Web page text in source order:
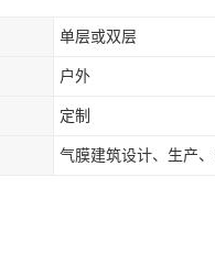
单层或双层
户外
定制
气膜建筑设计、生产